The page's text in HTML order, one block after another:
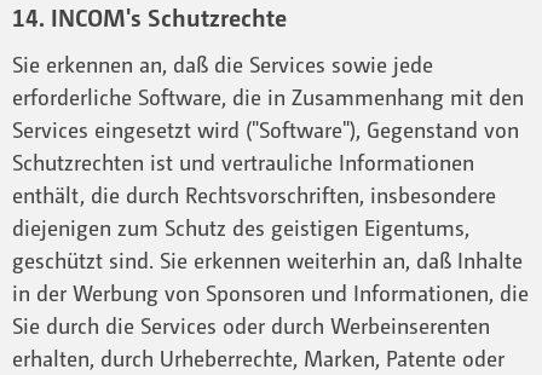
14. INCOM's Schutzrechte
Sie erkennen an, daß die Services sowie jede
erforderliche Software, die in Zusammenhang mit den
Services eingesetzt wird ("Software"), Gegenstand von
Schutzrechten ist und vertrauliche Informationen
enthält, die durch Rechtsvorschriften, insbesondere
diejenigen zum Schutz des geistigen Eigentums,
geschützt sind. Sie erkennen weiterhin an, daß Inhalte
in der Werbung von Sponsoren und Informationen, die
Sie durch die Services oder durch Werbeinserenten
erhalten, durch Urheberrechte, Marken, Patente oder